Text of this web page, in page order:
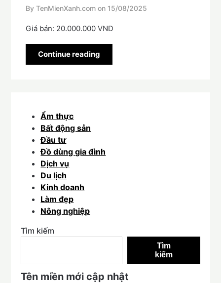
By TenMienXanh.com on 15/08/2025
Giá bán: 20.000.000 VND
Continue reading
Ẩm thực
Bất động sản
Đầu tư
Đồ dùng gia đình
Dịch vụ
Du lịch
Kinh doanh
Làm đẹp
Nông nghiệp
Tìm kiếm
Tìm
kiếm
Tên miền mới cập nhật